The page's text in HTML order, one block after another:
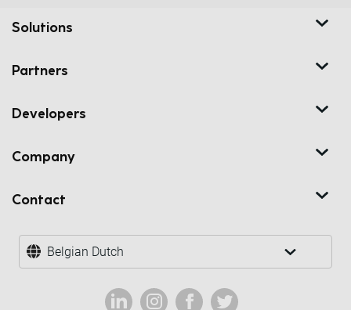
Solutions
Partners
Developers
Company
Contact
Belgian Dutch